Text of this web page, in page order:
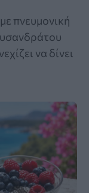
πνευμονική
να δίνει